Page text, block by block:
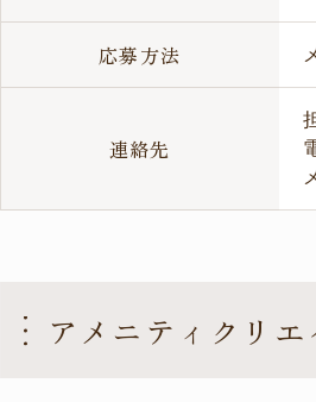
応募方法
連絡先
アメニティクリエ